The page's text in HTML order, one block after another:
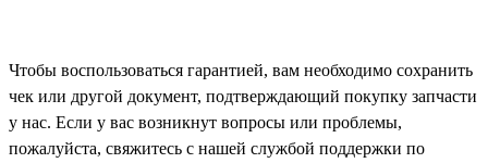
Чтобы воспользоваться гарантией, вам необходимо сохранить
чек или другой документ, подтверждающий покупку запчасти
у нас. Если у вас возникнут вопросы или проблемы,
пожалуйста, свяжитесь с нашей службой поддержки по